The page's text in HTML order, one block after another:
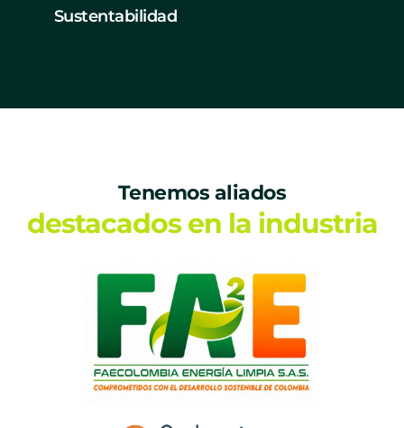
Sustentabilidad
Tenemos aliados
destacados en la industria